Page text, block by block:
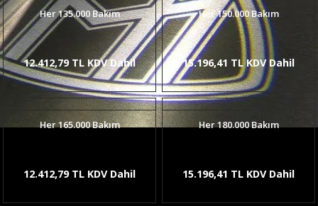
Her 135.000 Bakım
12.412,79 TL KDV Dahil
Her 150.000 Bakım
15.196,41 TL KDV Dahil
Her 165.000 Bakım
12.412,79 TL KDV Dahil
Her 180.000 Bakım
15.196,41 TL KDV Dahil